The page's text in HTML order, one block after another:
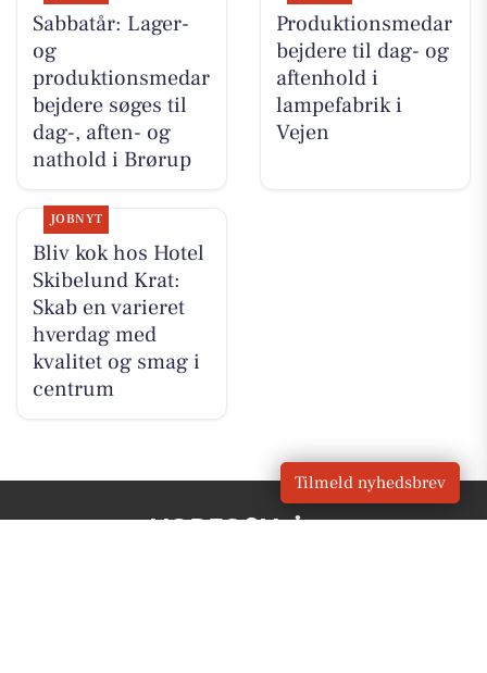
Sabbatår: Lager-
og
produktionsmedar
bejdere søges til
dag-, aften- og
nathold i Brørup
Produktionsmedar
bejdere til dag- og
aftenhold i
lampefabrik i
Vejen
JOBNYT
Bliv kok hos Hotel
Skibelund Krat:
Skab en varieret
hverdag med
kvalitet og smag i
centrum
VORES Vejen
Tilmeld nyhedsbrev